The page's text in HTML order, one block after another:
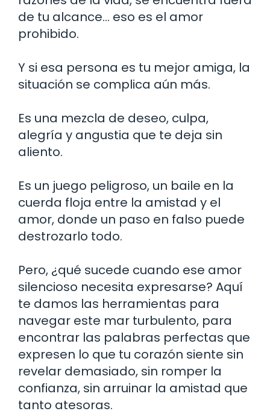
de tu alcance… eso es el amor
prohibido.
Y si esa persona es tu mejor amiga, la
situación se complica aún más.
Es una mezcla de deseo, culpa,
alegría y angustia que te deja sin
aliento.
Es un juego peligroso, un baile en la
cuerda floja entre la amistad y el
amor, donde un paso en falso puede
destrozarlo todo.
Pero, ¿qué sucede cuando ese amor
silencioso necesita expresarse? Aquí
te damos las herramientas para
navegar este mar turbulento, para
encontrar las palabras perfectas que
expresen lo que tu corazón siente sin
revelar demasiado, sin romper la
confianza, sin arruinar la amistad que
tanto atesoras.